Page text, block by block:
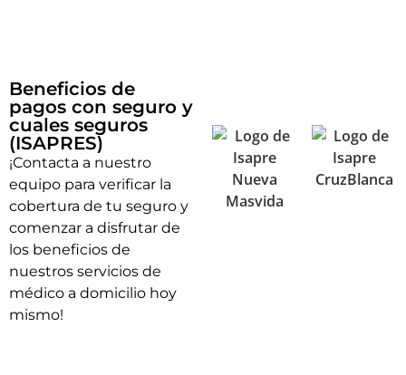
Beneficios de
pagos con seguro y
cuales seguros
(ISAPRES)
¡Contacta a nuestro
equipo para verificar la
cobertura de tu seguro y
comenzar a disfrutar de
los beneficios de
nuestros servicios de
médico a domicilio hoy
mismo!